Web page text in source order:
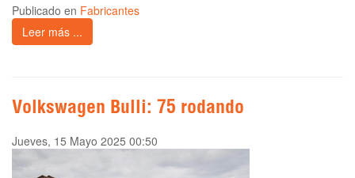
Publicado en Fabricantes
Leer más ...
Volkswagen Bulli: 75 rodando
Jueves, 15 Mayo 2025 00:50